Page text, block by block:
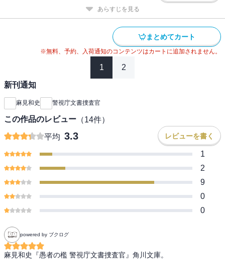
あらすじを見る
まとめてカート
※無料、予約、入荷通知のコンテンツはカートに追加されません。
1 2
新刊通知
麻見和史 警視庁文書捜査官
この作品のレビュー （14件）
平均 3.3 レビューを書く
1
2
9
0
0
powered by ブクログ
麻見和史『愚者の檻 警視庁文書捜査官』角川文庫。